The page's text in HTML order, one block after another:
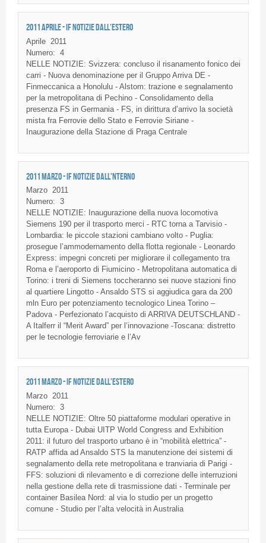
2011 APRILE - IF NOTIZIE DALL'ESTERO
Aprile
2011
Numero: 4
NELLE NOTIZIE: Svizzera: concluso il risanamento fonico dei
carri - Nuova denominazione per il Gruppo Arriva DE -
Finmeccanica a Honolulu - Alstom: trazione e segnalamento
per la metropolitana di Pechino - Consolidamento della
presenza FS in Germania - FS, in dirittura d’arrivo la società
mista fra Ferrovie dello Stato e Ferrovie Siriane -
Inaugurazione della Stazione di Praga Centrale
2011 MARZO - IF NOTIZIE DALL'NTERNO
Marzo 2011
Numero: 3
NELLE NOTIZIE: Inaugurazione della nuova locomotiva
Siemens 190 per il trasporto merci - RTC torna a Tarvisio -
Lombardia: le piccole stazioni cambiano volto - Puglia:
prosegue l’ammodernamento della flotta regionale - Leonardo
Express: impegni concreti per migliorare il collegamento tra
Roma e l’aeroporto di Fiumicino - Metropolitana automatica di
Torino: i treni di Siemens toccheranno sei nuove stazioni fino
al quartiere Lingotto - Ansaldo STS si aggiudica gara da 200
mln Euro per potenziamento tecnologico Linea Torino –
Padova - Perfezionato l’acquisto di ARRIVA DEUTSCHLAND -
A Italferr il “Merit Award” per l’innovazione -Toscana: distretto
per le tecnologie ferroviarie e l’Av
2011 MARZO - IF NOTIZIE DALL'ESTERO
Marzo
2011
Numero: 3
NELLE NOTIZIE: Oltre50 piattaforme modulari operative in
tutta Europa- Dubai UITP World Congress and Exhibition
2011: il futurodel trasporto urbano èin “mobilità elettrica”-
RATP affidaad Ansaldo STS la manutenzione dei sistemi di
segnalamento della rete metropolitanae tranviaria di Parigi -
FFS: soluzioni di rilevamentoe di correzione delle interruzioni
nella gestione della rete di trasmissione dati - Terminaleper
container Basilea Nord: al via lo studio per un progetto
comune- Studio per l’alta velocitàin Australia